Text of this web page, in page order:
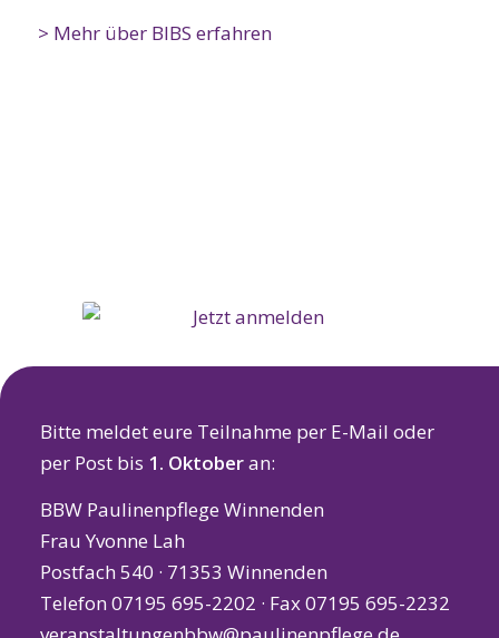
> Mehr über BIBS erfahren
Bitte meldet eure Teilnahme per E-Mail oder
per Post bis 1. Oktoberan:
BBW Paulinenpflege Winnenden
Frau Yvonne Lah
Postfach 540 · 71353 Winnenden
Telefon 07195 695-2202 · Fax 07195 695-2232